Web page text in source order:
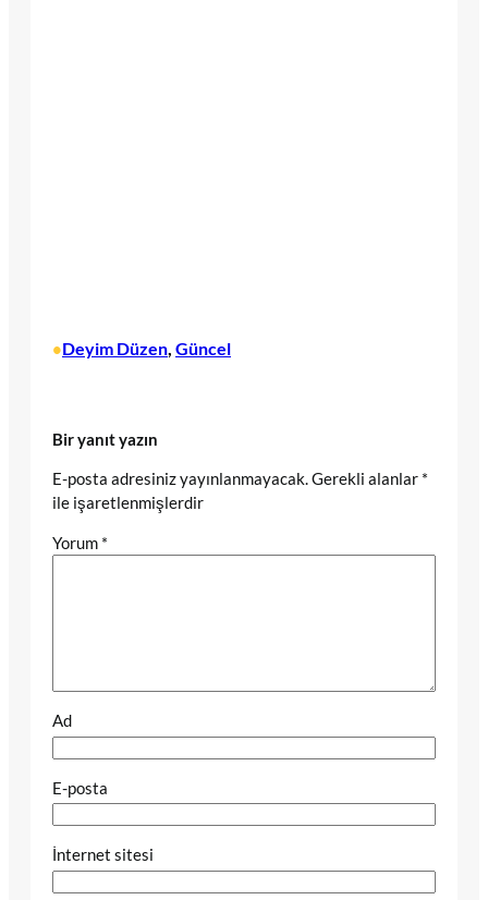
•Deyim Düzen Güncel
Bir yanıt yazın
E-posta adresiniz yayınlanmayacak.Gerekli alanlar *
ile işaretlenmişlerdir
Yorum *
Ad
E-posta
İnternet sitesi